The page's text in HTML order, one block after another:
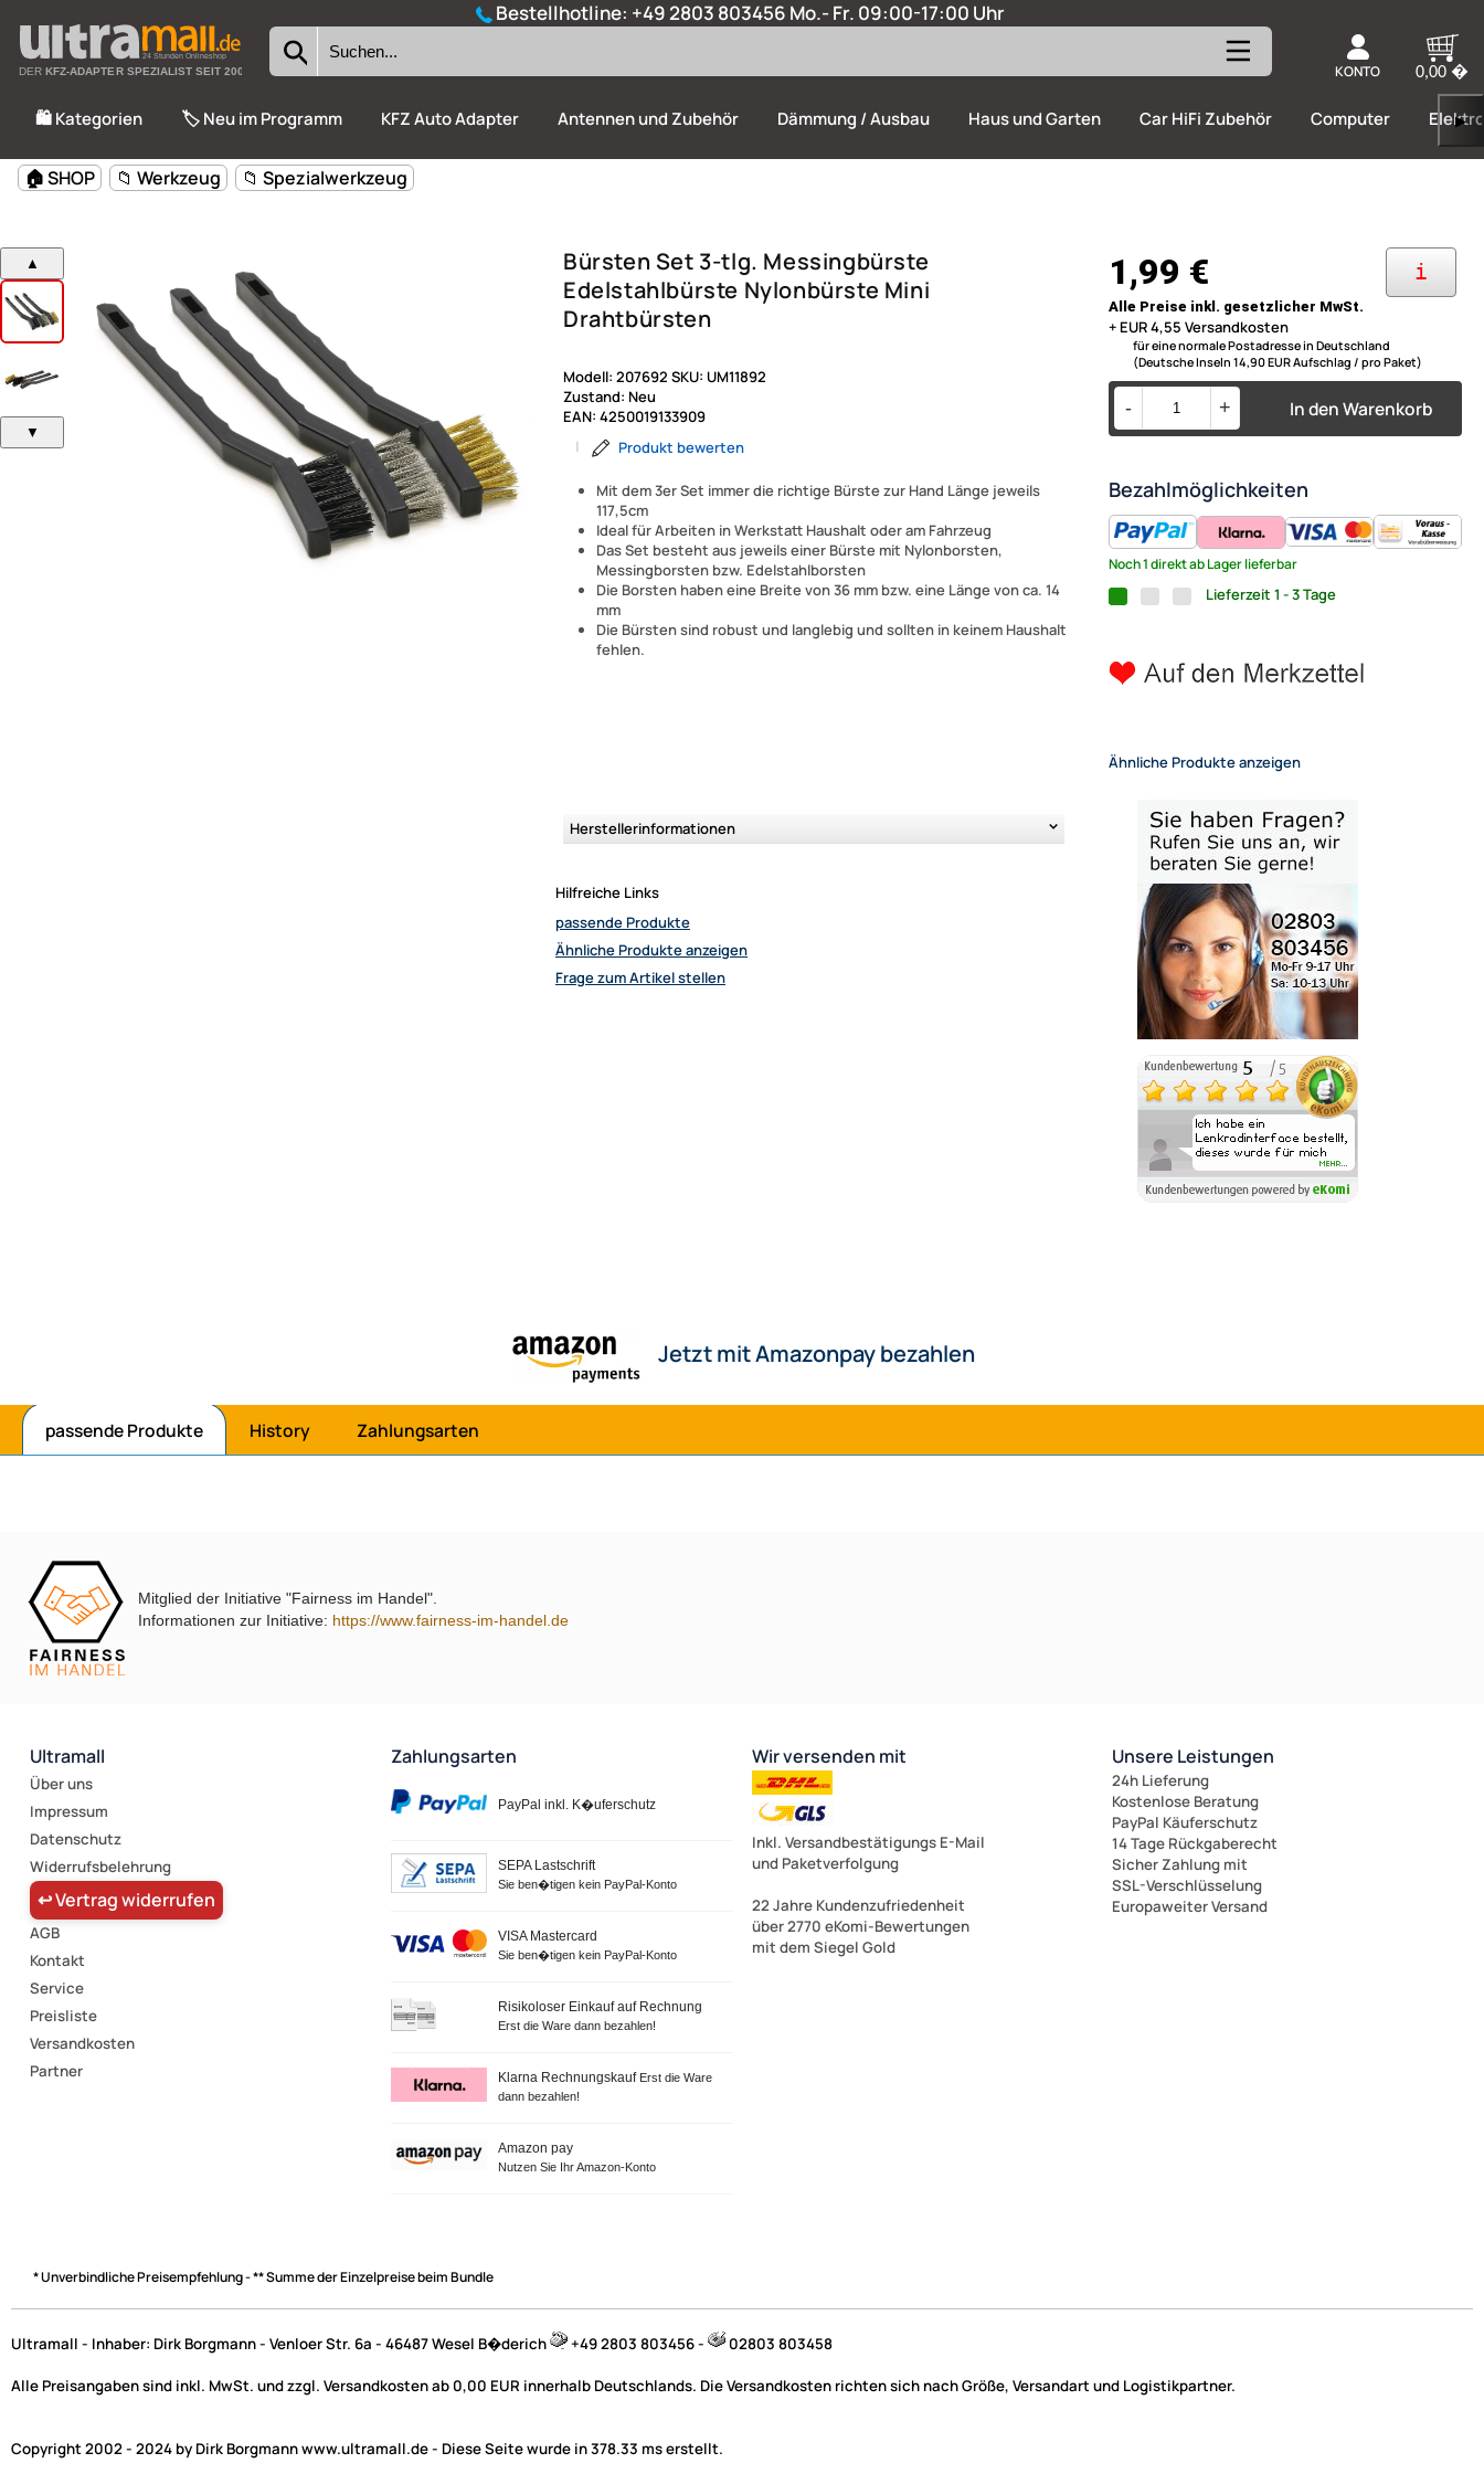
Bestellhotline: +49 2803 803456 Mo.- Fr. 09:00-17:00 Uhr
24 Stunden Onlineshop
DERKFZ-ADAPTER SPEZIALIST SEIT 2002 KONTO 0,00 �
🛍️ Kategorien 🏷️ Neu im Programm KFZ Auto Adapter Antennen und Zubehör Dämmung / Ausbau Haus und Garten Car HiFi Zubehör Computer ▶
🏠 SHOP 📁 Werkzeug 📁 Spezialwerkzeug
▲
▼
Bürsten Set 3-tlg. Messingbürste
Edelstahlbürste Nylonbürste Mini
Drahtbürsten
Mit dem 3er Set immer die richtige Bürste zur Hand Länge jeweils
117,5cm
Ideal für Arbeiten in Werkstatt Haushalt oder am Fahrzeug
Das Set besteht aus jeweils einer Bürste mit Nylonborsten,
Messingborsten bzw. Edelstahlborsten
Die Borsten haben eine Breite von 36 mm bzw. eine Länge von ca. 14
mm
Die Bürsten sind robust und langlebig und sollten in keinem Haushalt
fehlen.
Modell: 207692 SKU: UM11892
Zustand: Neu
EAN: 4250019133909
|
Produkt bewerten
Herstellerinformationen
Hilfreiche Links
passende Produkte
Ähnliche Produkte anzeigen
Frage zum Artikel stellen
i
1,99 €
Alle Preise inkl. gesetzlicher MwSt.
+ EUR 4,55 Versandkosten
für eine normale Postadresse in Deutschland
(Deutsche Inseln 14,90 EUR Aufschlag / pro Paket)
In den Warenkorb
- +
Bezahlmöglichkeiten
Noch 1 direkt ab Lager lieferbar
Lieferzeit 1 - 3 Tage
Ähnliche Produkte anzeigen
Jetzt mit Amazonpay bezahlen
passende Produkte History Zahlungsarten
Mitglied der Initiative "Fairness im Handel".
Informationen zur Initiative: https://www.fairness-im-handel.de
Ultramall
Über uns
Impressum
Datenschutz
Widerrufsbelehrung
↩ Vertrag widerrufen
AGB
Kontakt
Service
Preisliste
Versandkosten
Partner
Zahlungsarten
PayPal inkl. K�uferschutz
SEPA Lastschrift
Sie ben�tigen kein PayPal-Konto
VISA Mastercard
Sie ben�tigen kein PayPal-Konto
Risikoloser Einkauf auf Rechnung
Erst die Ware dann bezahlen!
Klarna Rechnungskauf Erst die Ware
dann bezahlen!
Amazon pay
Nutzen Sie Ihr Amazon-Konto
Wir versenden mit
Inkl. Versandbestätigungs E-Mail
und Paketverfolgung
22 Jahre Kundenzufriedenheit
über 2770 eKomi-Bewertungen
mit dem Siegel Gold
Unsere Leistungen
24h Lieferung
Kostenlose Beratung
PayPal Käuferschutz
14 Tage Rückgaberecht
Sicher Zahlung mit
SSL-Verschlüsselung
Europaweiter Versand
* Unverbindliche Preisempfehlung - ** Summe der Einzelpreise beim Bundle
Ultramall - Inhaber: Dirk Borgmann - Venloer Str. 6a - 46487 Wesel B�derich +49 2803 803456 - 02803 803458
Alle Preisangaben sind inkl. MwSt. und zzgl. Versandkosten ab 0,00 EUR innerhalb Deutschlands. Die Versandkosten richten sich nach Größe, Versandart und Logistikpartner.
Copyright 2002 - 2024 by Dirk Borgmann www.ultramall.de - Diese Seite wurde in 378.33 ms erstellt.